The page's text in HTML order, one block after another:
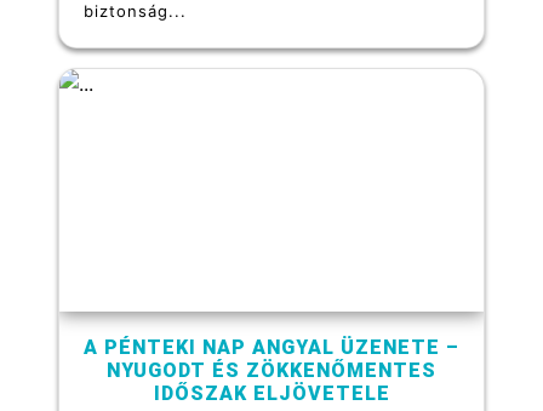
biztonság...
A PÉNTEKI NAP ANGYAL ÜZENETE –
NYUGODT ÉS ZÖKKENŐMENTES
IDŐSZAK ELJÖVETELE